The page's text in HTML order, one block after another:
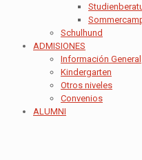
Schulhund
ADMISIONES
Información General
Kindergarten
Otros niveles
Convenios
ALUMNI